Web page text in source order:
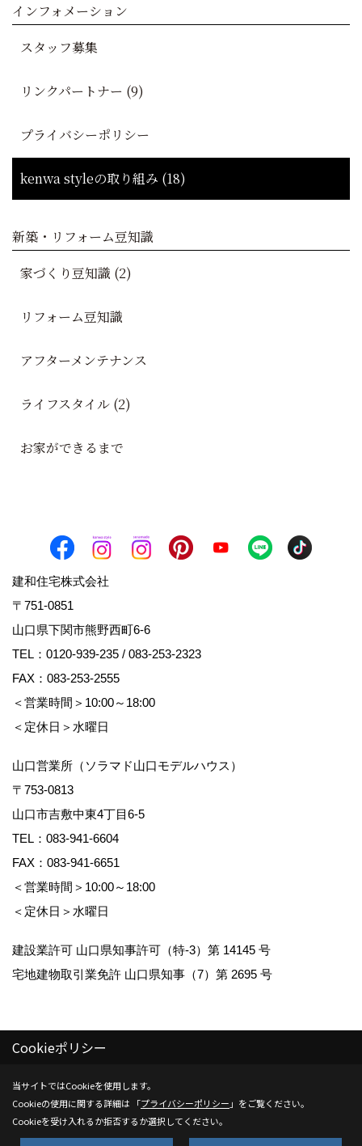
インフォメーション
スタッフ募集
リンクパートナー (9)
プライバシーポリシー
kenwa styleの取り組み (18)
新築・リフォーム豆知識
家づくり豆知識 (2)
リフォーム豆知識
アフターメンテナンス
ライフスタイル (2)
お家ができるまで
建和住宅株式会社
〒751-0851
山口県下関市熊野西町6-6
TEL： 0120-939-235 / 083-253-2323
FAX：083-253-2555
＜営業時間＞10:00～18:00
＜定休日＞水曜日
山口営業所（ソラマド山口モデルハウス）
〒753-0813
山口市吉敷中東4丁目6-5
TEL： 083-941-6604
FAX：083-941-6651
＜営業時間＞10:00～18:00
＜定休日＞水曜日
建設業許可 山口県知事許可（特-3）第 14145 号
宅地建物取引業免許 山口県知事（7）第 2695 号
Copyright (c) Kenwa Jutaku. All Rights Reserved.
Produced byゴデスクリエイト
Cookieポリシー
当サイトではCookieを使用します。
Cookieの使用に関する詳細は 「プライバシーポリシー 」をご覧ください。
Cookieを受け入れるか拒否するか選択してください。